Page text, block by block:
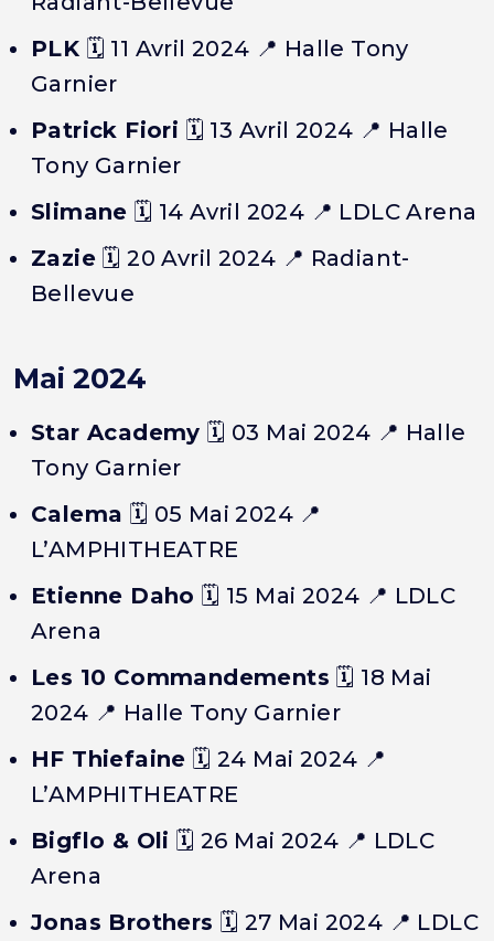
PLK 🗓️ 11 Avril 2024 📍 Halle Tony
Garnier
Patrick Fiori 🗓️ 13 Avril 2024 📍 Halle
Tony Garnier
Slimane 🗓️ 14 Avril 2024 📍 LDLC Arena
Zazie 🗓️20 Avril 2024 📍 Radiant-
Bellevue
Mai 2024
Star Academy 🗓️ 03 Mai 2024 📍 Halle
Tony Garnier
Calema 🗓️ 05 Mai 2024 📍
L’AMPHITHEATRE
Etienne Daho 🗓️ 15 Mai 2024 📍 LDLC
Arena
Les 10 Commandements 🗓️ 18 Mai
2024 📍 Halle Tony Garnier
HF Thiefaine 🗓️24 Mai 2024 📍
L’AMPHITHEATRE
Bigflo & Oli 🗓️26 Mai 2024 📍 LDLC
Arena
Jonas Brothers 🗓️ 27 Mai 2024 📍 LDLC